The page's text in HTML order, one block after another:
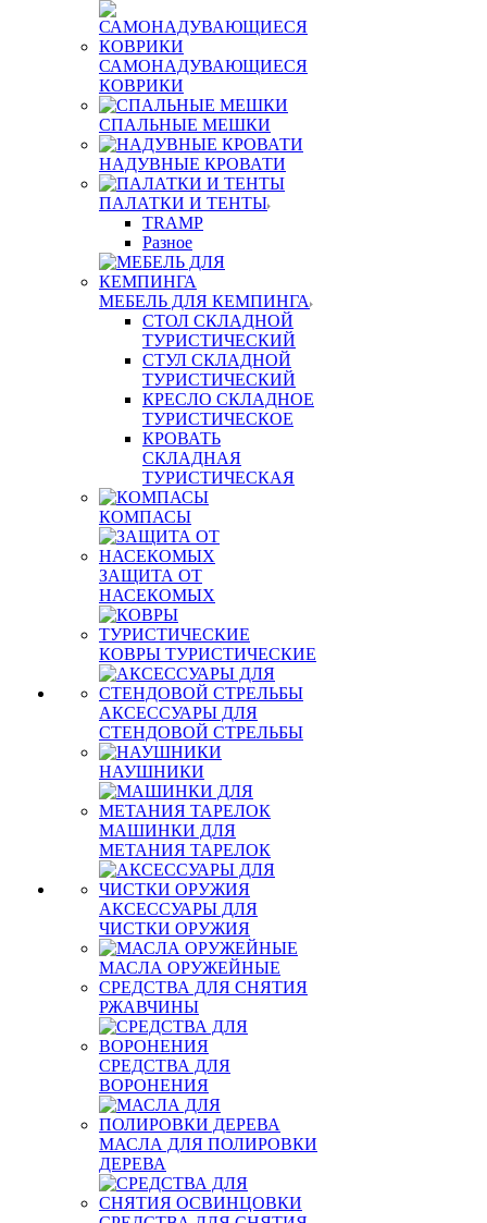
САМОНАДУВАЮЩИЕСЯ
КОВРИКИ
СПАЛЬНЫЕ МЕШКИ
НАДУВНЫЕ КРОВАТИ
ПАЛАТКИ И ТЕНТЫ
TRAMP
Разное
МЕБЕЛЬ ДЛЯ КЕМПИНГА
СТОЛ СКЛАДНОЙ
ТУРИСТИЧЕСКИЙ
СТУЛ СКЛАДНОЙ
ТУРИСТИЧЕСКИЙ
КРЕСЛО СКЛАДНОЕ
ТУРИСТИЧЕСКОЕ
КРОВАТЬ
СКЛАДНАЯ
ТУРИСТИЧЕСКАЯ
КОМПАСЫ
ЗАЩИТА ОТ
НАСЕКОМЫХ
КОВРЫ ТУРИСТИЧЕСКИЕ
АКСЕССУАРЫ ДЛЯ
СТЕНДОВОЙ СТРЕЛЬБЫ
НАУШНИКИ
МАШИНКИ ДЛЯ
МЕТАНИЯ ТАРЕЛОК
АКСЕССУАРЫ ДЛЯ
ЧИСТКИ ОРУЖИЯ
МАСЛА ОРУЖЕЙНЫЕ
СРЕДСТВА ДЛЯ СНЯТИЯ
РЖАВЧИНЫ
СРЕДСТВА ДЛЯ
ВОРОНЕНИЯ
МАСЛА ДЛЯ ПОЛИРОВКИ
ДЕРЕВА